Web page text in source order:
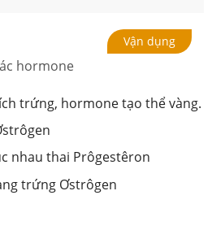
Vận dụng
hormone
trứng, hormone tạo thể vàng.
nhau thai Prôgestêron
trứng Ơstrôgen